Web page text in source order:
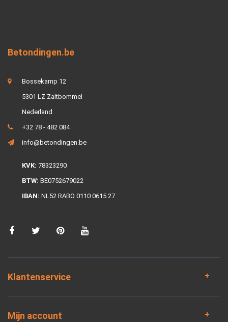
Betondingen.be
Bossekamp 12
5301 LZ Zaltbommel
Nederland
+32 78 - 482 084
info@betondingen.be
KVK: 78323290
BTW: BE0752679022
IBAN: NL52 RABO 0110 0615 27
Klantenservice
Mijn account